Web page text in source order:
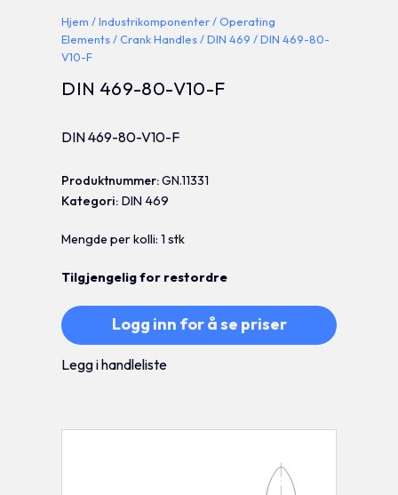
Hjem /Industrikomponenter/Operating
Elements/Crank Handles/DIN 469 / DIN 469-80-
V10-F
DIN 469-80-V10-F
DIN 469-80-V10-F
Produktnummer:GN.11331
Kategori:DIN 469
Mengde per kolli: 1 stk
Tilgjengelig for restordre
Logg inn for å se priser
Legg i handleliste